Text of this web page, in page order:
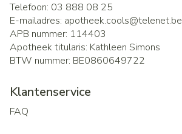
Telefoon: 03 888 08 25
E-mailadres: apotheek.cools@telenet.be
APB nummer: 114403
Apotheek titularis: Kathleen Simons
BTW nummer: BE0860649722
Klantenservice
FAQ